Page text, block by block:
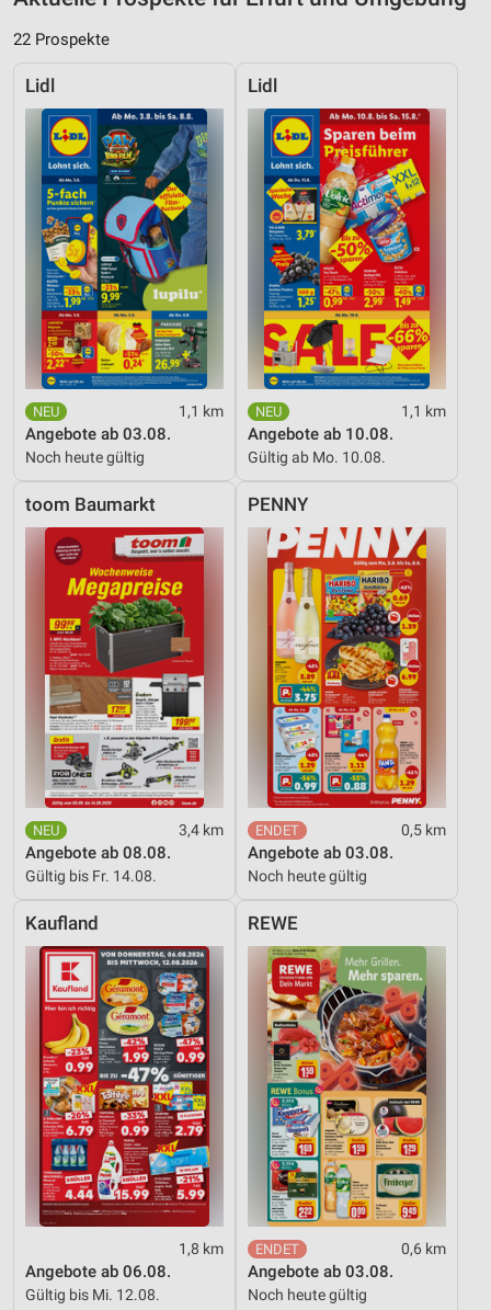
22 Prospekte
Lidl
1,1 km
Angebote ab 03.08.
Noch heute gültig
Lidl
1,1 km
Angebote ab 10.08.
Gültig ab Mo. 10.08.
toom Baumarkt
3,4 km
Angebote ab 08.08.
Gültig bis Fr. 14.08.
PENNY
0,5 km
Angebote ab 03.08.
Noch heute gültig
Kaufland
1,8 km
Angebote ab 06.08.
Gültig bis Mi. 12.08.
REWE
0,6 km
Angebote ab 03.08.
Noch heute gültig